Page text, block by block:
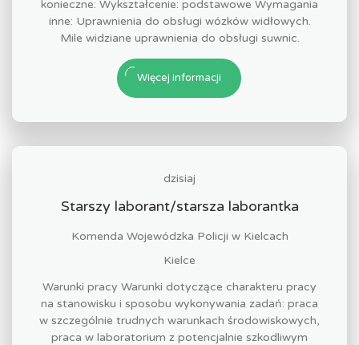
konieczne: Wykształcenie: podstawowe Wymagania
inne: Uprawnienia do obsługi wózków widłowych.
Mile widziane uprawnienia do obsługi suwnic.
Więcej informacji
dzisiaj
Starszy laborant/starsza laborantka
Komenda Wojewódzka Policji w Kielcach
Kielce
Warunki pracy Warunki dotyczące charakteru pracy
na stanowisku i sposobu wykonywania zadań: praca
w szczególnie trudnych warunkach środowiskowych,
praca w laboratorium z potencjalnie szkodliwym